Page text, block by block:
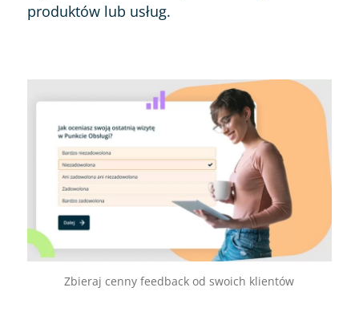
produktów lub usług.
Zbieraj cenny feedback od swoich klientów